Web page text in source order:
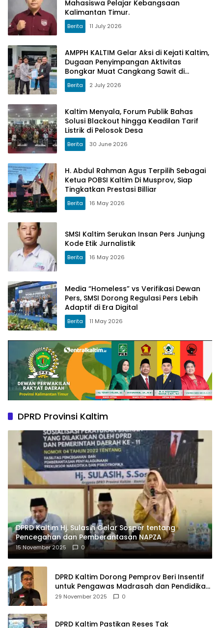
Mahasiswa Pelajar Kebangsaan
Kalimantan Timur.
Berita 11 July 2026
AMPPH KALTIM Gelar Aksi di Kejati Kaltim,
Dugaan Penyimpangan Aktivitas
Bongkar Muat Cangkang Sawit di
Logpond Tubaan
Berita 2 July 2026
Kaltim Menyala, Forum Publik Bahas
Solusi Blackout hingga Keadilan Tarif
Listrik di Pelosok Desa
Berita 30 June 2026
H. Abdul Rahman Agus Terpilih Sebagai
Ketua POBSI Kaltim Di Musprov, Siap
Tingkatkan Prestasi Billiar
Berita 16 May 2026
SMSI Kaltim Serukan Insan Pers Junjung
Kode Etik Jurnalistik
Berita 16 May 2026
Media “Homeless” vs Verifikasi Dewan
Pers, SMSI Dorong Regulasi Pers Lebih
Adaptif di Era Digital
Berita 11 May 2026
DPRD Provinsi Kaltim
DPRD Kaltim Hj. Sulasih Gelar Sosper tentang
Pencegahan dan Pemberantasan NAPZA
15 November 2025 0
DPRD Kaltim Dorong Pemprov Beri Insentif
untuk Pengawas Madrasah dan Pendidikan
Agama
29 November 2025 0
DPRD Kaltim Pastikan Reses Tak